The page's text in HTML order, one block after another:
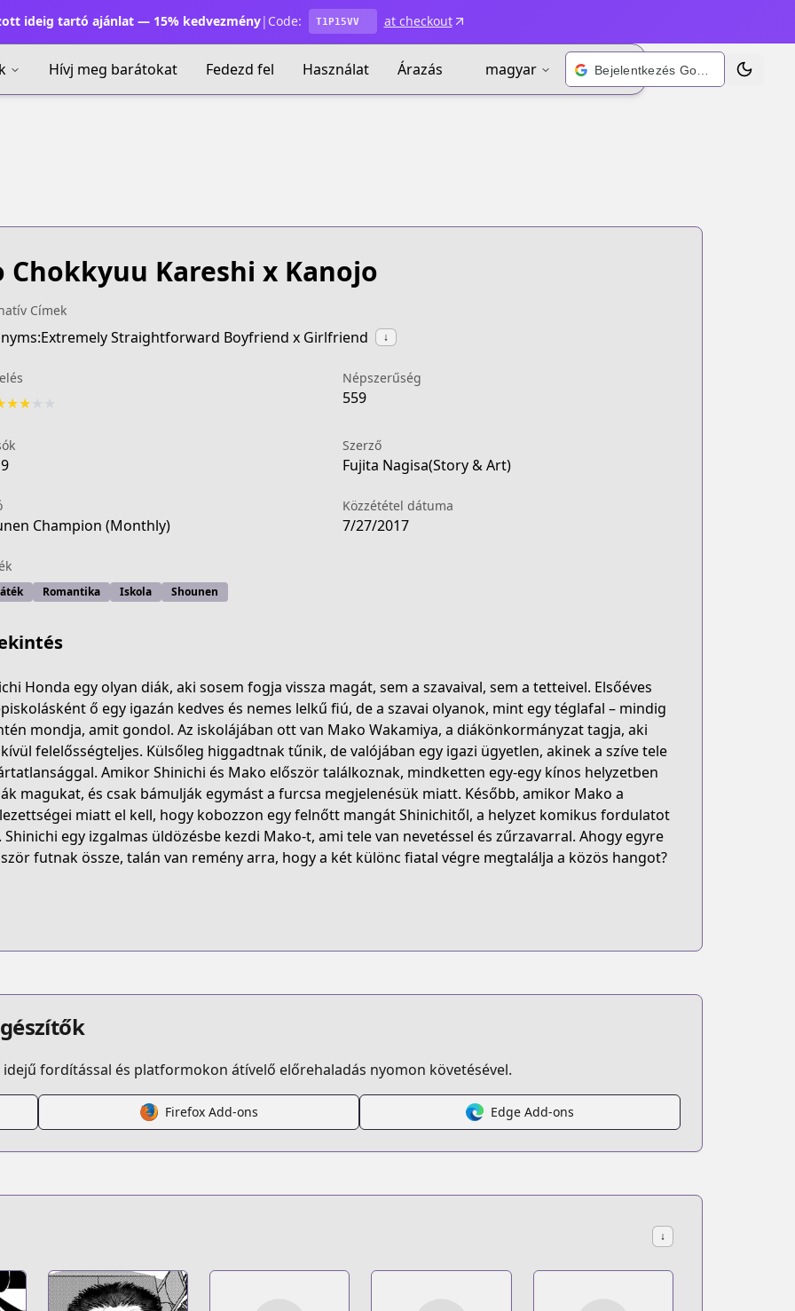
ideig tartó ajánlat — 15% kedvezmény| Code: T1P15VV at checkout
Hívj meg barátokat Fedezd fel Használat Árazás magyar Téma
4495-aba5-69c192a999a4
chokkyuu-kareshi-x-kanojo
Chokkyuu Kareshi x Kanojo
Címek
Straightforward Boyfriend x Girlfriend ↓
★★
Népszerűség
559
Szerző
Fujita Nagisa(Story & Art)
Champion (Monthly)
Közzététel dátuma
7/27/2017
Romantika Iskola Shounen
Honda egy olyan diák, aki sosem fogja vissza magát, sem a szavaival, sem a tetteivel. Elsőéves
ő egy igazán kedves és nemes lelkű fiú, de a szavai olyanok, mint egy téglafal – mindig
mondja, amit gondol. Az iskolájában ott van Mako Wakamiya, a diákönkormányzat tagja, aki
felelősségteljes. Külsőleg higgadtnak tűnik, de valójában egy igazi ügyetlen, akinek a szíve tele
Amikor Shinichi és Mako először találkoznak, mindketten egy-egy kínos helyzetben
magukat, és csak bámulják egymást a furcsa megjelenésük miatt. Később, amikor Mako a
miatt el kell, hogy kobozzon egy felnőtt mangát Shinichitől, a helyzet komikus fordulatot
Shinichi egy izgalmas üldözésbe kezdi Mako-t, ami tele van nevetéssel és zűrzavarral. Ahogy egyre
futnak össze, talán van remény arra, hogy a két különc fiatal végre megtalálja a közös hangot?
fordítással és platformokon átívelő előrehaladás nyomon követésével.
Firefox Add-ons Edge Add-ons
↓